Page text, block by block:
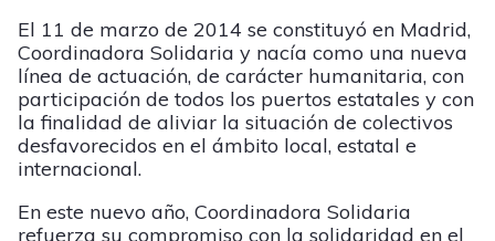
El 11 de marzo de 2014 se constituyó en Madrid,
Coordinadora Solidaria y nacía como una nueva
línea de actuación, de carácter humanitaria, con
participación de todos los puertos estatales y con
la finalidad de aliviar la situación de colectivos
desfavorecidos en el ámbito local, estatal e
internacional.
En este nuevo año, Coordinadora Solidaria
refuerza su compromiso con la solidaridad en el